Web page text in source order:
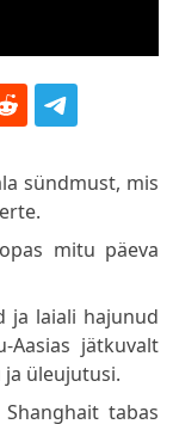
sündmust, mis
mitu päeva
ja laiali hajunud
Aasias jätkuvalt
üleujutusi.
tabas